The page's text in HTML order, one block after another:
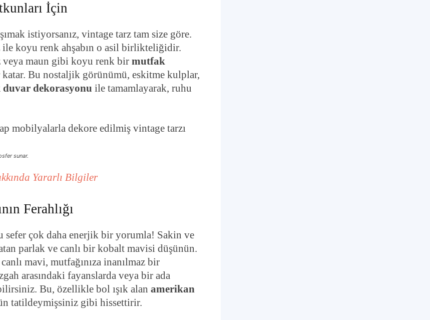
İçin
istiyorsanız, vintage tarz tam size göre.
koyu renk ahşabın o asil birlikteliğidir.
veya maun gibi koyu renk bir mutfak
katar. Bu nostaljik görünümü, eskitme kulplar,
dekorasyonu ile tamamlayarak, ruhu
sunar.
Yararlı Bilgiler
Ferahlığı
çok daha enerjik bir yorumla! Sakin ve
parlak ve canlı bir kobalt mavisi düşünün.
mavi, mutfağınıza inanılmaz bir
arasındaki fayanslarda veya bir ada
Bu, özellikle bol ışık alan amerikan
tatildeymişsiniz gibi hissettirir.